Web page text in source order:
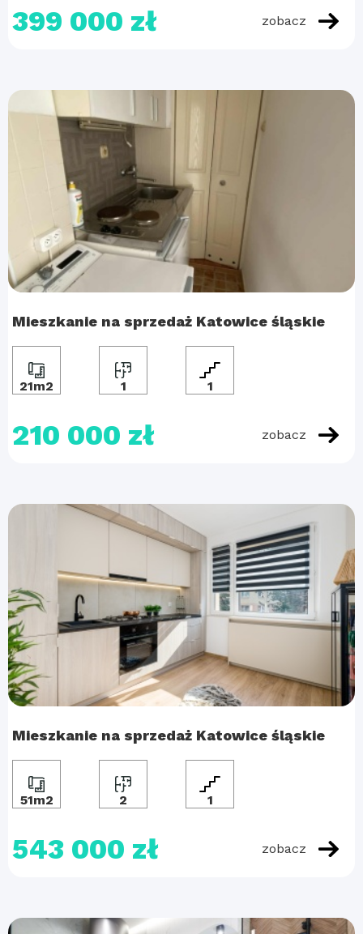
399 000 zł zobacz
Mieszkanie na sprzedaż Katowice śląskie
21m2 1 1
210 000 zł zobacz
Mieszkanie na sprzedaż Katowice śląskie
51m2 2 1
543 000 zł zobacz